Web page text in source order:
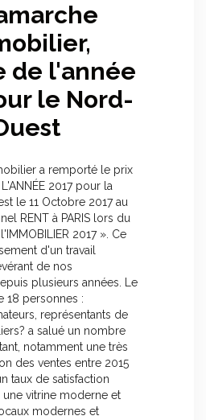
de l'année
le Nord-
a remporté le prix
2017 pour la
le 11 Octobre 2017 au
RENT à PARIS lors du
2017 ». Ce
d'un travail
de nos
plusieurs années. Le
18 personnes :
représentants de
a salué un nombre
notamment une très
des ventes entre 2015
taux de satisfaction
une vitrine moderne et
modernes et